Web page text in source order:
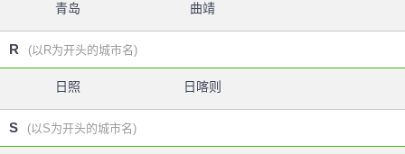
青岛 曲靖
R (以R为开头的城市名)
日照 日喀则
S (以S为开头的城市名)